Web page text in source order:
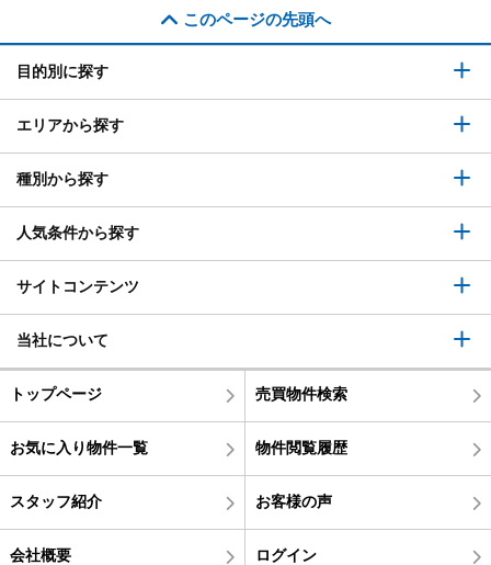
このページの先頭へ
目的別に探す
エリアから探す
種別から探す
人気条件から探す
サイトコンテンツ
当社について
トップページ 売買物件検索
お気に入り物件一覧 物件閲覧履歴
スタッフ紹介 お客様の声
会社概要 ログイン